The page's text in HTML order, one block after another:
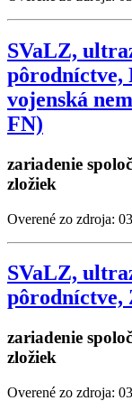
SVaLZ,
pôrodníctve,
vojenská
FN)
zariadenie
zložiek
Overené zo zdroja:
SVaLZ,
pôrodníctve,
zariadenie
zložiek
Overené zo zdroja: